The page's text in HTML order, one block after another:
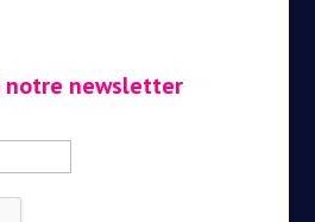
notre newsletter